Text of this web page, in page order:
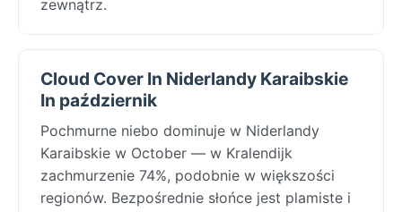
zewnątrz.
Cloud Cover In Niderlandy Karaibskie
In październik
Pochmurne niebo dominuje w Niderlandy
Karaibskie w October — w Kralendijk
zachmurzenie 74%, podobnie w większości
regionów. Bezpośrednie słońce jest plamiste i